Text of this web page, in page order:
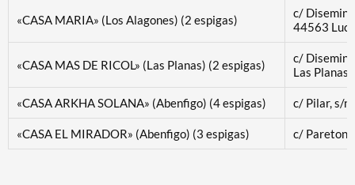
«CASA MARIA» (Los Alagones) (2 espigas)
c/
44563
«CASA MAS DE RICOL» (Las Planas) (2 espigas)
c/
Las Planas
«CASA ARKHA SOLANA» (Abenfigo) (4 espigas) c/ Pilar, s/
«CASA EL MIRADOR» (Abenfigo) (3 espigas) c/ Pareton,